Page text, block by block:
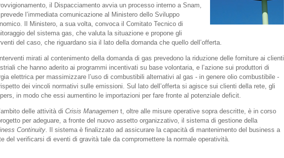
il Dispacciamento avvia un processo interno a Snam,
l’immediata comunicazione al Ministero dello Sviluppo
Il Ministero, a sua volta, convoca il Comitato Tecnico di
del sistema gas, che valuta la situazione e propone gli
del caso, che riguardano sia il lato della domanda che quello dell’offerta.
mirati al contenimento della domanda di gas prevedono la riduzione delle forniture ai clienti
che hanno aderito ai programmi incentivati su base volontaria, e l’azione sui produttori di
elettrica per massimizzare l’uso di combustibili alternativi al gas - in genere olio combustibile -
dei vincoli normativi sulle emissioni. Sul lato dell’offerta si agisce sui clienti della rete, gli
in modo che essi aumentino le importazioni per fare fronte al potenziale deficit.
delle attività di Crisis Managemen t, oltre alle misure operative sopra descritte, è in corso
per adeguare, a fronte del nuovo assetto organizzativo, il sistema di gestione della
Continuity . Il sistema è finalizzato ad assicurare la capacità di mantenimento del business a
del verificarsi di eventi di gravità tale da compromettere la normale operatività.